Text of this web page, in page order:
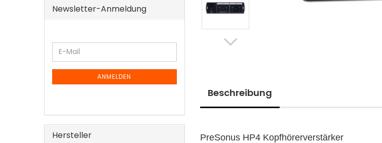
Beschreibung
PreSonus HP4 Kopfhörerverstärker
Newsletter-Anmeldung
WEITER
ZUR
NEWSLETTER-
ANMELDUNG
E-
Mail
ANMELDEN
Hersteller